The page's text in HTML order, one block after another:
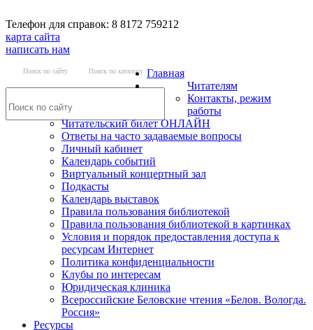
Телефон для справок: 8 8172 759212
карта сайта
написать нам
Поиск по сайту Поиск по каталогу Главная
Читателям
Контакты, режим
работы
Читательский билет ОНЛАЙН
Ответы на часто задаваемые вопросы
Личный кабинет
Календарь событий
Виртуальный концертный зал
Подкасты
Календарь выставок
Правила пользования библиотекой
Правила пользования библиотекой в картинках
Условия и порядок предоставления доступа к
ресурсам Интернет
Политика конфиденциальности
Клубы по интересам
Юридическая клиника
Всероссийские Беловские чтения «Белов. Вологда.
Россия»
Ресурсы